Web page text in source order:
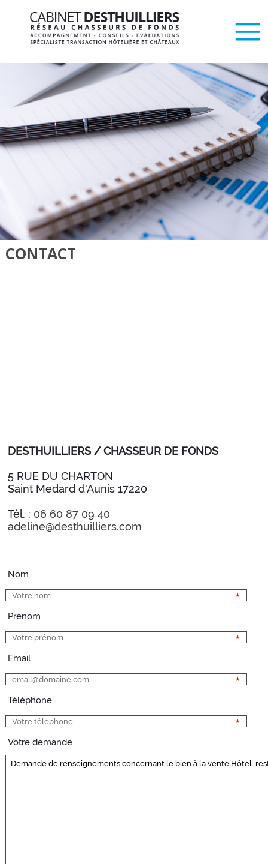
CONTACT
DESTHUILLIERS / CHASSEUR DE FONDS
5 RUE DU CHARTON
Saint Medard d'Aunis 17220
Tél. : 06 60 87 09 40
adeline@desthuilliers.com
Nom
Prénom
Email
Téléphone
Votre demande